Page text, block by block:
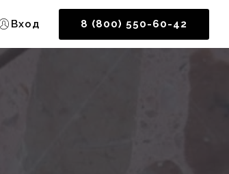
Вход 8 (800) 550-60-42